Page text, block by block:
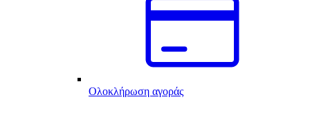
Ολοκλήρωση αγοράς